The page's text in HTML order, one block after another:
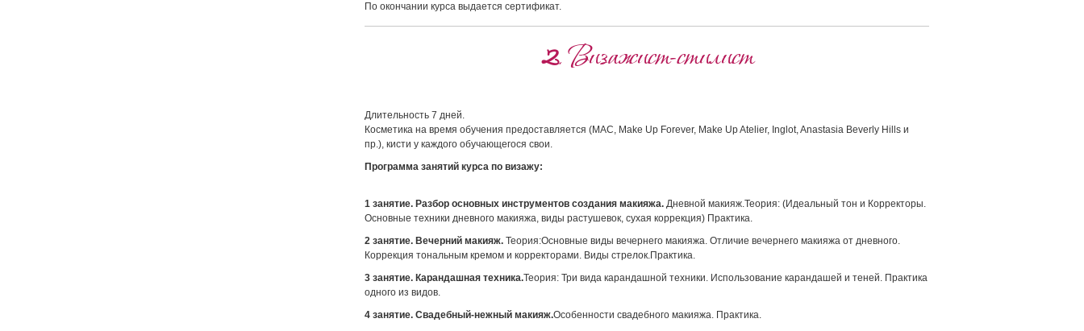
По окончании курса выдается сертификат.
2.Визажист-стилист
Длительность 7 дней.
Косметика на время обучения предоставляется (MAC, Make Up Forever, Make Up Atelier, Inglot, Anastasia Beverly Hills и
пр.), кисти у каждого обучающегося свои.
Программа занятий курса по визажу:
1 занятие. Разбор основных инструментов создания макияжа. Дневной макияж.Теория: (Идеальный тон и Корректоры.
Основные техники дневного макияжа, виды растушевок, сухая коррекция) Практика.
2 занятие. Вечерний макияж. Теория:Основные виды вечернего макияжа. Отличие вечернего макияжа от дневного.
Коррекция тональным кремом и корректорами. Виды стрелок.Практика.
3 занятие. Карандашная техника.Теория: Три вида карандашной техники. Использование карандашей и теней. Практика
одного из видов.
4 занятие. Свадебный-нежный макияж.Особенности свадебного макияжа. Практика.